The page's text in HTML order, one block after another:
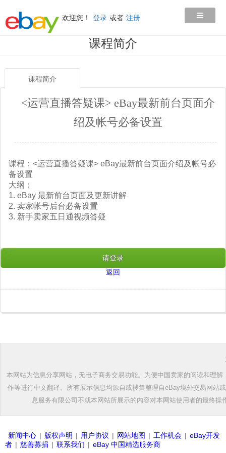
≡
欢迎您！ 登录 或者 注册
课程简介
课程简介
<运营直播答疑课> eBay最新前台页面介
绍及帐号必备设置
课程：<运营直播答疑课> eBay最新前台页面介绍及帐号必
备设置
大纲：
1. eBay 最新前台页面及更新讲解
2. 卖家帐号后台必备设置
3. 新手卖家五日通视频答疑
请登录
返回
本网站为信息分享网站，无电子商务交易功能。为便中国卖家的阅读和理
作等进行中文翻译。所有展示信息均源自或搜集整理自eBay境外交易网站
息服务有限公司不就本网站所展示的内容对本网站使用者的最终
新闻中心 | 版权声明 | 用户协议 | 网站地图 | 工作机会 | eBay开发
者 | 慈善募捐 | 联系我们 | eBay 中国精选服务商